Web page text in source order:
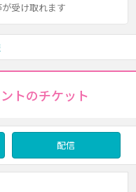
受け取れます
トのチケット
配信